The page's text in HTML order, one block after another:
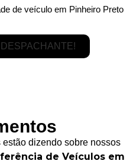
de veículo em Pinheiro Preto
dizendo sobre nossos
de Veículos em